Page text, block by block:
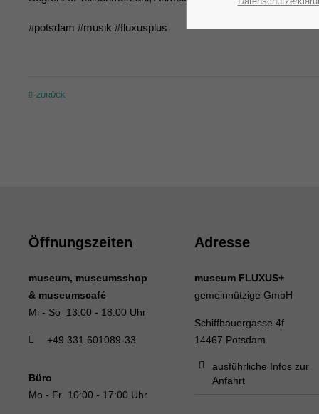
#potsdam #musik #fluxusplus
ZURÜCK
Öffnungszeiten
museum, museumsshop
& museumscafé
Mi - So 13:00 - 18:00 Uhr
+49 331 601089-33
Büro
Mo - Fr 10:00 - 17:00 Uhr
Adresse
museum FLUXUS+
gemeinnützige GmbH
Schiffbauergasse 4f
14467 Potsdam
ausführliche Infos zur
Anfahrt